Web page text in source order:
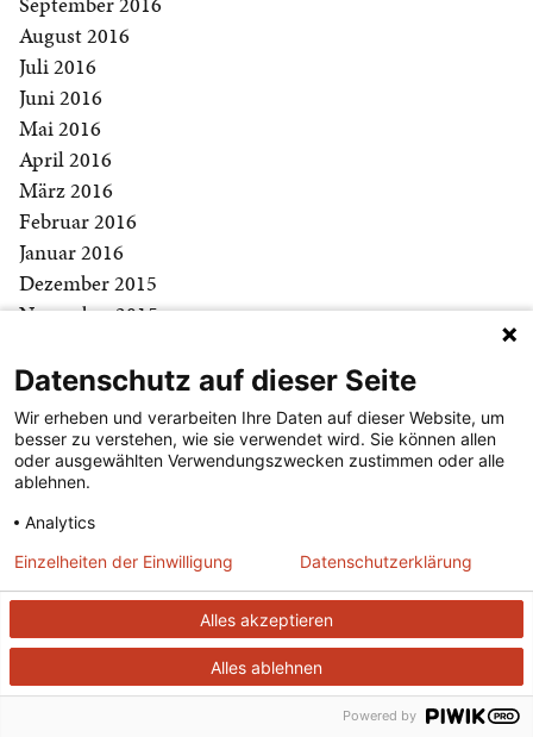
August 2016
Juli 2016
Juni 2016
Mai 2016
April 2016
März 2016
Februar 2016
Januar 2016
Dezember 2015
November 2015
September 2015
August 2015
Juli 2015
Juni 2015
April 2015
März 2015
Februar 2015
Dezember 2014
November 2014
Datenschutz auf dieser Seite
Wir erheben und verarbeiten Ihre Daten auf dieser Website, um
besser zu verstehen, wie sie verwendet wird. Sie können allen
oder ausgewählten Verwendungszwecken zustimmen oder alle
ablehnen.
Analytics
Alles akzeptieren
Alles ablehnen
Einzelheiten der Einwilligung Datenschutzerklärung
Powered by